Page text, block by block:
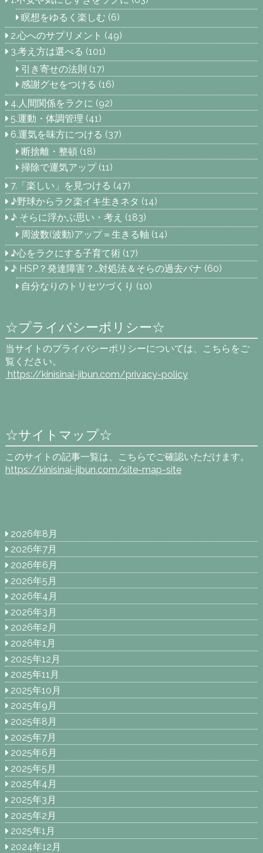
瞑想をゆるく楽しむ (6)
2.心へのサプリメント (49)
3.考え方は選べる (101)
引き寄せの法則 (17)
感謝グセをつける (16)
4.人間関係をラクに (92)
5.運動・体調管理 (41)
6.運気を味方につける (37)
断捨離・整頓(18)
掃除で運気アップ(11)
7.「楽しい」を見つける (47)
♪野球からラク楽イキ生きネタ (14)
♪ そらに浮かぶ思い・考え (183)
周波数(波動)アップ＝生きる軸 (14)
♪心をラクにする子育て術 (17)
♪ HSP？発達障害？…対処法＆そらの過去バナ (60)
自分なりのトリセツづくり (10)
☆プライバシーポリシー☆
当サイトのプライバシーポリシーについては、こちらをご
覧ください。
https://kinisinai-jibun.com/privacy-policy
☆サイトマップ☆
このサイトの記事一覧は、こちらでご確認いただけます。
https://kinisinai-jibun.com/site-map-site
2026年8月
2026年7月
2026年6月
2026年5月
2026年4月
2026年3月
2026年2月
2026年1月
2025年12月
2025年11月
2025年10月
2025年9月
2025年8月
2025年7月
2025年6月
2025年5月
2025年4月
2025年3月
2025年2月
2025年1月
2024年12月